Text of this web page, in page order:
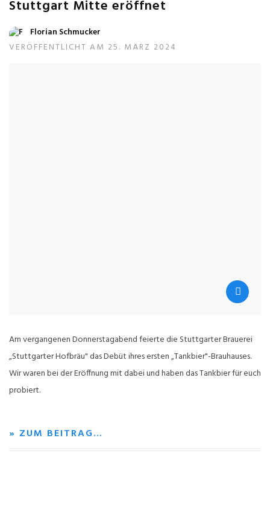
Stuttgart Mitte eröffnet
Florian Schmucker
VERÖFFENTLICHT AM 25. MÄRZ 2024
Am vergangenen Donnerstagabend feierte die Stuttgarter Brauerei
„Stuttgarter Hofbräu" das Debüt ihres ersten „Tankbier"-Brauhauses.
Wir waren bei der Eröffnung mit dabei und haben das Tankbier für euch
probiert.
» ZUM BEITRAG…